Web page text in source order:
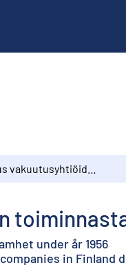
under år 1956
in Finland